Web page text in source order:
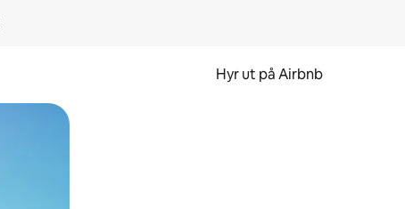
Hyr ut på Airbnb